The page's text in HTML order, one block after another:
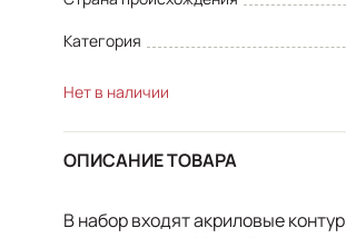
Категория
Нет в наличии
ОПИСАНИЕ ТОВАРА
В набор входят акриловые